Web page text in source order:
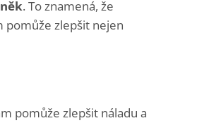
. To znamená, že
pomůže zlepšit nejen
pomůže zlepšit náladu a